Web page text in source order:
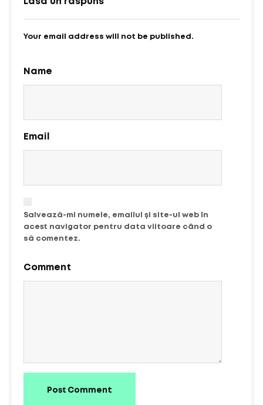
Your email address will not be published.
Name
Email
Salvează-mi numele, emailul și site-ul web în
acest navigator pentru data viitoare când o
să comentez.
Comment
Post Comment